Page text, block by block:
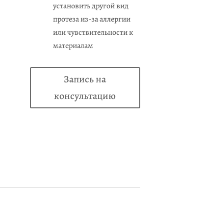
установить другой вид
протеза из-за аллергии
или чувствительности к
материалам
Запись на
консультацию